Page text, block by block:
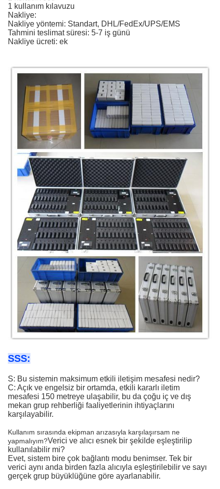
1 kullanım kılavuzu
Nakliye:
Nakliye yöntemi: Standart, DHL/FedEx/UPS/EMS
Tahmini teslimat süresi: 5-7 iş günü
Nakliye ücreti: ek
SSS:
S: Bu sistemin maksimum etkili iletişim mesafesi nedir?
C: Açık ve engelsiz bir ortamda, etkili kararlı iletim
mesafesi 150 metreye ulaşabilir, bu da çoğu iç ve dış
mekan grup rehberliği faaliyetlerinin ihtiyaçlarını
karşılayabilir.
Kullanım sırasında ekipman arızasıyla karşılaşırsam ne
yapmalıyım?Verici ve alıcı esnek bir şekilde eşleştirilip
kullanılabilir mi?
Evet, sistem bire çok bağlantı modu benimser. Tek bir
verici aynı anda birden fazla alıcıyla eşleştirilebilir ve sayı
gerçek grup büyüklüğüne göre ayarlanabilir.